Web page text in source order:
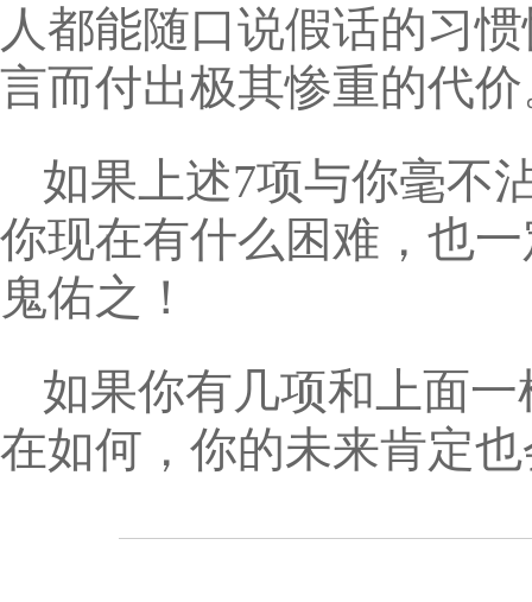
人都能随口说假话的习
言而付出极其惨重的代
如果上述7项与你毫不
你现在有什么困难，也
鬼佑之！
如果你有几项和上面
在如何，你的未来肯定